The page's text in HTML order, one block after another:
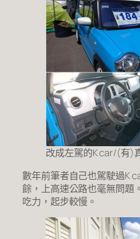
改成左駕的K car/(有)
數年前筆者自己也駕駛過K
餘，上高速公路也毫無問題
吃力，起步較慢。